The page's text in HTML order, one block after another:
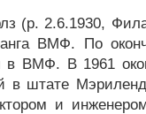
(р. 2.6.1930,
ВМФ. По
в ВМФ. В 1961
в штате
и